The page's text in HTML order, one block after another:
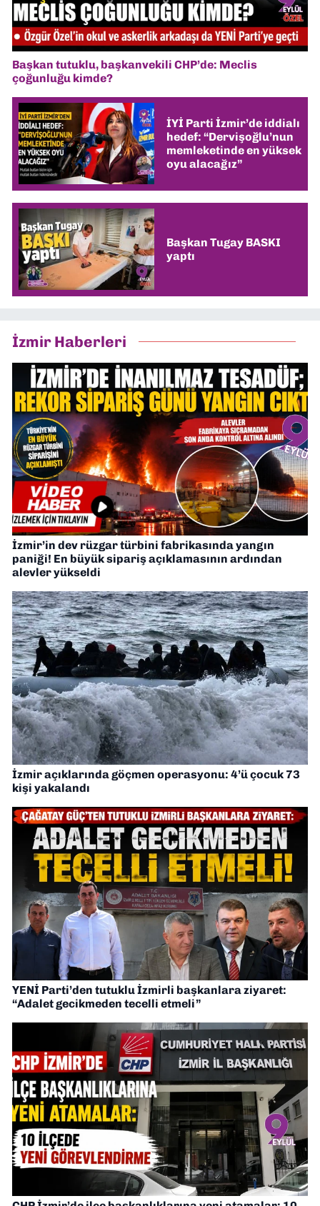
Başkan tutuklu, başkanvekili CHP’de: Meclis
çoğunluğu kimde?
İYİ Parti İzmir’de iddialı
hedef: “Dervişoğlu’nun
memleketinde en yüksek
oyu alacağız”
Başkan Tugay BASKI
yaptı
İzmir Haberleri
İzmir’in dev rüzgar türbini fabrikasında yangın
paniği! En büyük sipariş açıklamasının ardından
alevler yükseldi
İzmir açıklarında göçmen operasyonu: 4’ü çocuk 73
kişi yakalandı
YENİ Parti’den tutuklu İzmirli başkanlara ziyaret:
“Adalet gecikmeden tecelli etmeli”